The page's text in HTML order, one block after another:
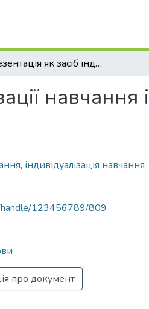
Презентація як засіб індивідуалізації навчання іноземної мови професійного спрямування
, індивідуалізація навчання
handle/123456789/809
про документ